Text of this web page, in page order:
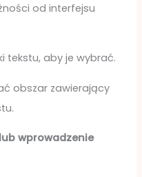
od interfejsu
tekstu, aby je wybrać.
obszar zawierający
wprowadzenie